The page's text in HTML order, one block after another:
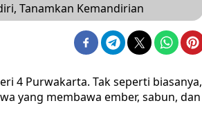
Tanamkan Kemandirian
4 Purwakarta. Tak seperti biasanya,
yang membawa ember, sabun, dan